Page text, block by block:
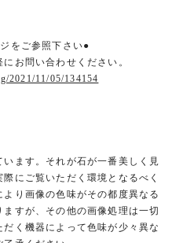
をご参照下さい●
お問い合わせください。
2021/11/05/134154
ます。それが石が一番美しく見
にご覧いただく環境となるべく
り画像の色味がその都度異なる
すが、その他の画像処理は一切
く機器によって色味が少々異な